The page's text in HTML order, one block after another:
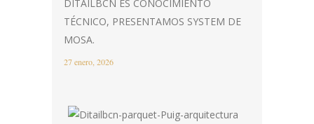
DITAILBCN ES CONOCIMIENTO
TÉCNICO, PRESENTAMOS SYSTEM DE
MOSA.
27 enero, 2026